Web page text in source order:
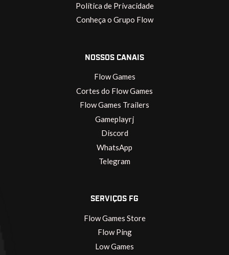
Política de Privacidade
Conheça o Grupo Flow
NOSSOS CANAIS
Flow Games
Cortes do Flow Games
Flow Games Trailers
Gameplayrj
Discord
WhatsApp
Telegram
SERVIÇOS FG
Flow Games Store
Flow Ping
Low Games